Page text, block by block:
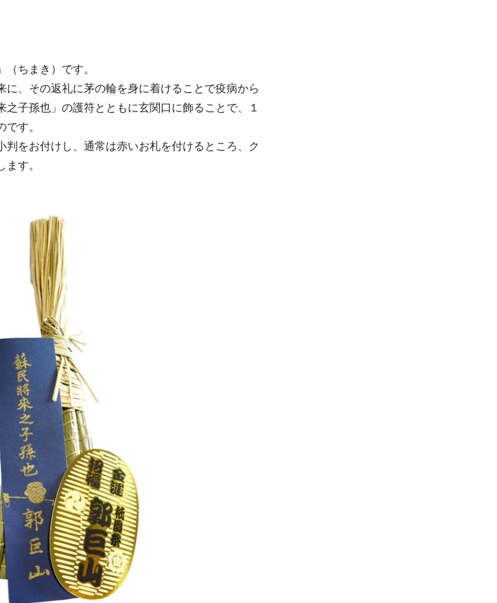
ちまき）です。
、その返礼に茅の輪を身に着けることで疫病から
子孫也」の護符とともに玄関口に飾ることで、１
す。
をお付けし、通常は赤いお札を付けるところ、ク
す。